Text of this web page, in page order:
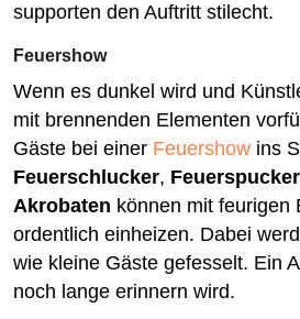
supporten den Auftritt stilecht.
Feuershow
Wenn es dunkel wird und
mit brennenden Elementen
Gäste bei einer Feuershow ins
Feuerschlucker, Feuerspucker
Akrobaten können mit feurigen
ordentlich einheizen. Dabei
wie kleine Gäste gefesselt. Ein
noch lange erinnern wird.